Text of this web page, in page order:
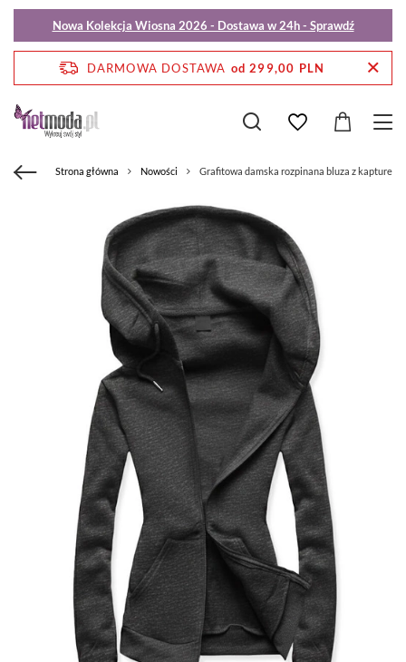
Nowa Kolekcja Wiosna 2026 - Dostawa w 24h - Sprawdź
DARMOWA DOSTAWA od 299,00 PLN
Strona główna Nowości Grafitowa damska rozpinana bluza z kapturem